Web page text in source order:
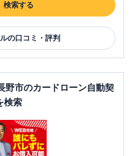
検索する
の口コミ・評判
野市のカードローン自動契
検索